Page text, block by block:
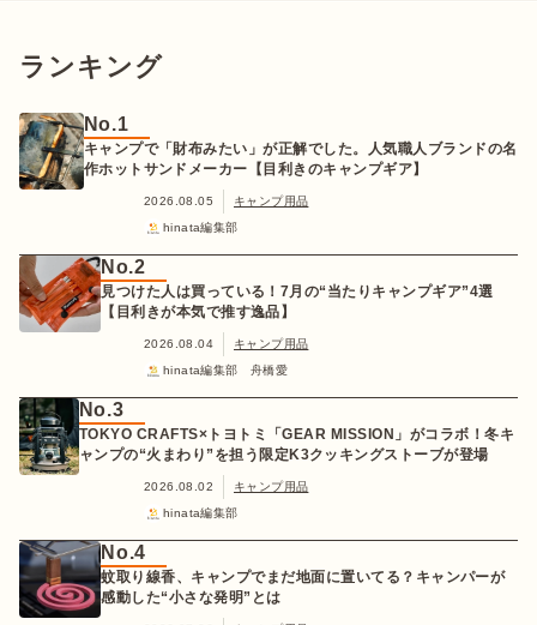
ランキング
No.1
キャンプで「財布みたい」が正解でした。人気職人ブランドの名
作ホットサンドメーカー【目利きのキャンプギア】
2026.08.05
キャンプ用品
hinata編集部
No.2
見つけた人は買っている！7月の“当たりキャンプギア”4選
【目利きが本気で推す逸品】
2026.08.04
キャンプ用品
hinata編集部 舟橋愛
No.3
TOKYO CRAFTS×トヨトミ「GEAR MISSION」がコラボ！冬キ
ャンプの“火まわり”を担う限定K3クッキングストーブが登場
2026.08.02
キャンプ用品
hinata編集部
No.4
蚊取り線香、キャンプでまだ地面に置いてる？キャンパーが
感動した“小さな発明”とは